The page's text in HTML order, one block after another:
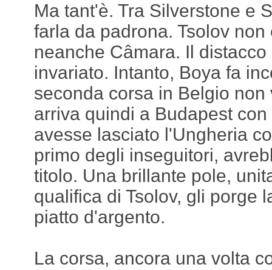
Ma tant'è. Tra Silverstone e
farla da padrona. Tsolov non
neanche Câmara. Il
invariato. Intanto, Boya fa
seconda corsa in Belgio
arriva quindi a Budapest
avesse lasciato l'Ungheria
primo degli inseguitori,
titolo. Una brillante pole,
qualifica di Tsolov, gli porge
piatto d'argento.
La corsa, ancora una volta